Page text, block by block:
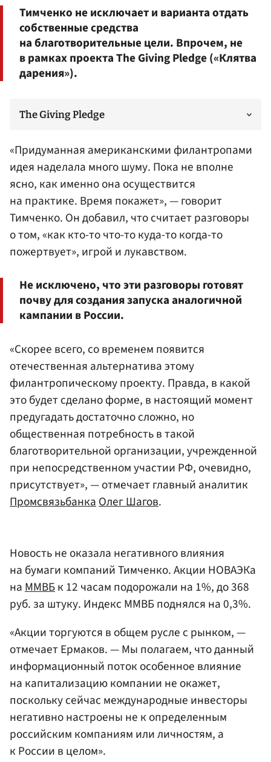
Тимченко не исключает и варианта отдать
собственные средства
на благотворительные цели. Впрочем, не
в рамках проекта The Giving Pledge («Клятва
дарения»).
The Giving Pledge
«Придуманная американскими филантропами
идея наделала много шуму. Пока не вполне
ясно, как именно она осуществится
на практике. Время покажет», — говорит
Тимченко. Он добавил, что считает разговоры
о том, «как кто-то что-то куда-то когда-то
пожертвует», игрой и лукавством.
Не исключено, что эти разговоры готовят
почву для создания запуска аналогичной
кампании в России.
«Скорее всего, со временем появится
отечественная альтернатива этому
филантропическому проекту. Правда, в какой
это будет сделано форме, в настоящий момент
предугадать достаточно сложно, но
общественная потребность в такой
благотворительной организации, учрежденной
при непосредственном участии РФ, очевидно,
присутствует», — отмечает главный аналитик
Промсвязьбанка Олег Шагов.
Новость не оказала негативного влияния
на бумаги компаний Тимченко. Акции НОВАЭКа
наММВБк 12 часам подорожали на 1%, до 368
руб. за штуку. Индекс ММВБ поднялся на 0,3%.
«Акции торгуются в общем русле с рынком, —
отмечает Ермаков. — Мы полагаем, что данный
информационный поток особенное влияние
на капитализацию компании не окажет,
поскольку сейчас международные инвесторы
негативно настроены не к определенным
российским компаниям или личностям, а
к России в целом».